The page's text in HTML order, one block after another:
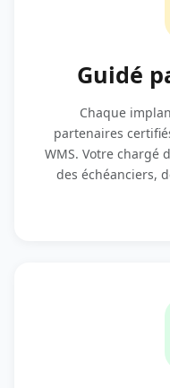
Guidé
Chaque
partenaires
WMS. Votre chargé
des échéanciers,